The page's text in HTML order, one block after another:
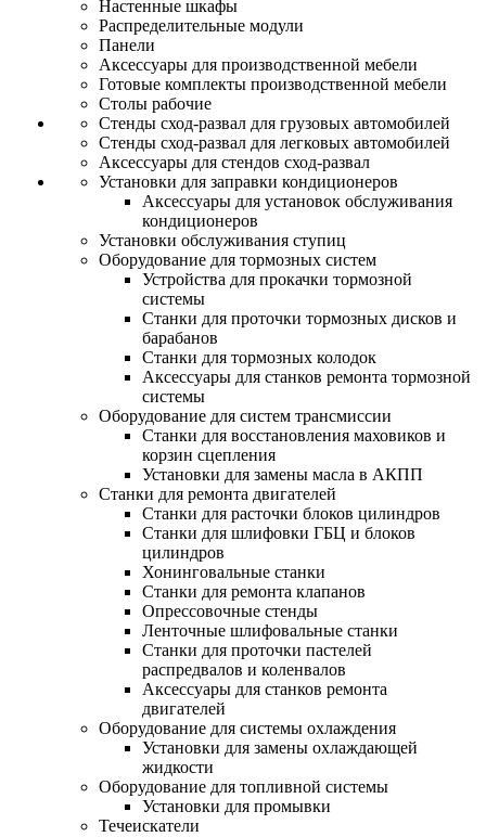
Настенные шкафы
Распределительные модули
Панели
Аксессуары для производственной мебели
Готовые комплекты производственной мебели
Столы рабочие
Стенды сход-развал для грузовых автомобилей
Стенды сход-развал для легковых автомобилей
Аксессуары для стендов сход-развал
Установки для заправки кондиционеров
Аксессуары для установок обслуживания
кондиционеров
Установки обслуживания ступиц
Оборудование для тормозных систем
Устройства для прокачки тормозной
системы
Станки для проточки тормозных дисков и
барабанов
Станки для тормозных колодок
Аксессуары для станков ремонта тормозной
системы
Оборудование для систем трансмиссии
Станки для восстановления маховиков и
корзин сцепления
Установки для замены масла в АКПП
Станки для ремонта двигателей
Станки для расточки блоков цилиндров
Станки для шлифовки ГБЦ и блоков
цилиндров
Хонинговальные станки
Станки для ремонта клапанов
Опрессовочные стенды
Ленточные шлифовальные станки
Станки для проточки пастелей
распредвалов и коленвалов
Аксессуары для станков ремонта
двигателей
Оборудование для системы охлаждения
Установки для замены охлаждающей
жидкости
Оборудование для топливной системы
Установки для промывки
Течеискатели